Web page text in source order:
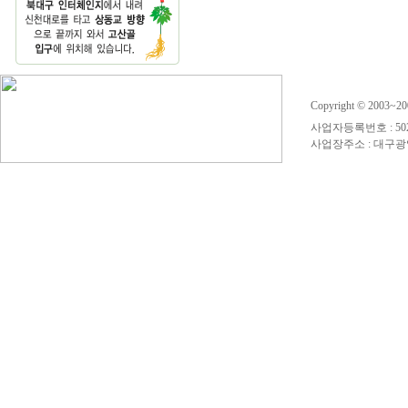
Copyright ©
사업자등록번호 :
사업장주소 : 대구